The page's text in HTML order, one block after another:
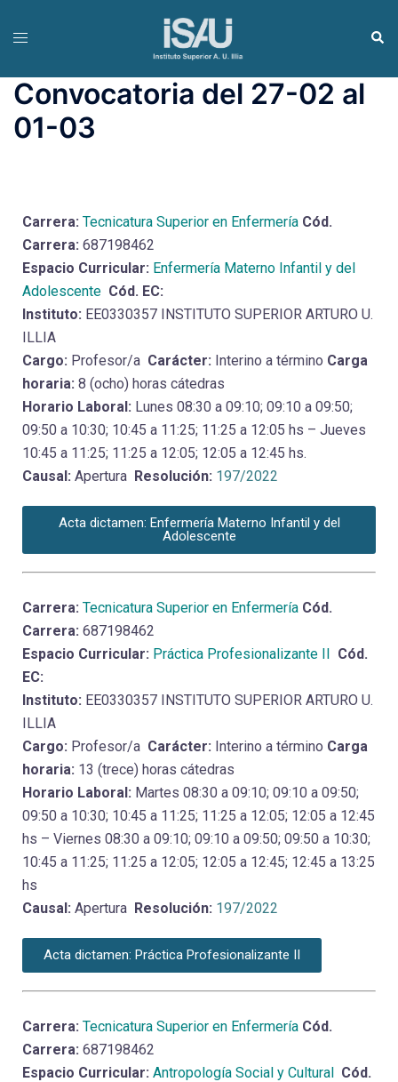
Convocatoria del 27-02 al
01-03
Carrera: Tecnicatura Superior en Enfermería Cód.
Carrera: 687198462
Espacio Curricular: Enfermería Materno Infantil y del
Adolescente Cód. EC:
Instituto: EE0330357 INSTITUTO SUPERIOR ARTURO U.
ILLIA
Cargo: Profesor/a Carácter: Interino a término Carga
horaria: 8 (ocho) horas cátedras
Horario Laboral: Lunes 08:30 a 09:10; 09:10 a 09:50;
09:50 a 10:30; 10:45 a 11:25; 11:25 a 12:05 hs – Jueves
10:45 a 11:25; 11:25 a 12:05; 12:05 a 12:45 hs.
Causal: Apertura Resolución: 197/2022
Acta dictamen: Enfermería Materno Infantil y del
Adolescente
Carrera: Tecnicatura Superior en Enfermería Cód.
Carrera: 687198462
Espacio Curricular: Práctica Profesionalizante II Cód.
EC:
Instituto: EE0330357 INSTITUTO SUPERIOR ARTURO U.
ILLIA
Cargo: Profesor/a Carácter: Interino a término Carga
horaria: 13 (trece) horas cátedras
Horario Laboral: Martes 08:30 a 09:10; 09:10 a 09:50;
09:50 a 10:30; 10:45 a 11:25; 11:25 a 12:05; 12:05 a 12:45
hs – Viernes 08:30 a 09:10; 09:10 a 09:50; 09:50 a 10:30;
10:45 a 11:25; 11:25 a 12:05; 12:05 a 12:45; 12:45 a 13:25
hs
Causal: Apertura Resolución: 197/2022
Acta dictamen: Práctica Profesionalizante II
Carrera: Tecnicatura Superior en Enfermería Cód.
Carrera: 687198462
Espacio Curricular: Antropología Social y Cultural Cód.